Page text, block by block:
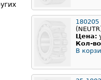
180205
Цена:
Кол-
В